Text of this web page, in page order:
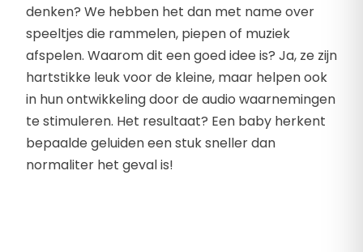
denken? We hebben het dan met name over
speeltjes die rammelen, piepen of muziek
afspelen. Waarom dit een goed idee is? Ja, ze zijn
hartstikke leuk voor de kleine, maar helpen ook
in hun ontwikkeling door de audio waarnemingen
te stimuleren. Het resultaat? Een baby herkent
bepaalde geluiden een stuk sneller dan
normaliter het geval is!